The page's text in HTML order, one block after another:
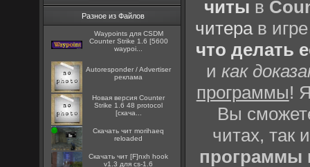
Разное из Файлов
Waypoints для CSDM
Counter Strike 1.6 [5600
waypoi...
Autoresponder / Advertiser
реклама
Новая версия Counter
Strike 1.6 48 protocol
[скача...
Скачать чит morihaeq
reloaded
Скачать чит [F]nxh hook
v1.3 для cs-1.6
читы в
читерав
что делать
икак
программы!
Вы
читах, так
программы